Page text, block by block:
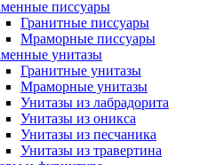
писсуары
Гранитные писсуары
Мраморные писсуары
унитазы
Гранитные унитазы
Мраморные унитазы
Унитазы из лабрадорита
Унитазы из оникса
Унитазы из песчаника
Унитазы из травертина